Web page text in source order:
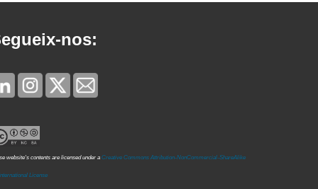
nos:
website's contents are licensed under a Creative Commons Attribution-NonCommercial-ShareAlike
License